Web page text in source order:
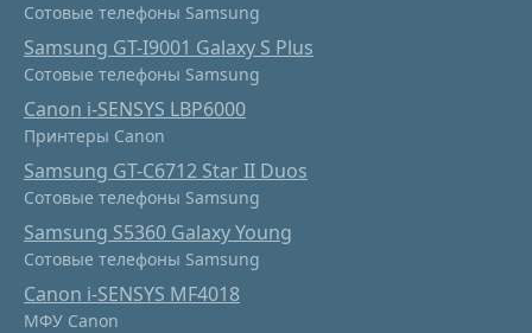
Сотовые телефоны Samsung
Samsung GT-I9001 Galaxy S Plus
Сотовые телефоны Samsung
Canon i-SENSYS LBP6000
Принтеры Canon
Samsung GT-C6712 Star II Duos
Сотовые телефоны Samsung
Samsung S5360 Galaxy Young
Сотовые телефоны Samsung
Canon i-SENSYS MF4018
МФУ Canon